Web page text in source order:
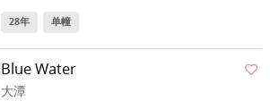
28年 单幢
Blue Water
大潭